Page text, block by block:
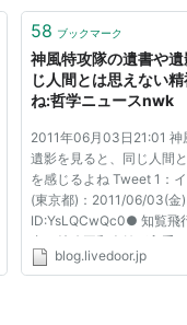
58 ブックマーク
神風特攻隊の遺書や
じ人間とは思えない
ね:哲学ニュースnwk
2011年06月03日21:01 神
遺影を見ると、同じ人間
を感じるよね Tweet 1：
(東京都)：2011/06/03(金
ID:YsLQCwQc0● 知覧飛
書、特攻平和会館が入手
http://blog.livedoor.jp